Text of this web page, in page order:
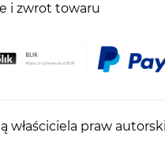
i zwrot towaru
właściciela praw